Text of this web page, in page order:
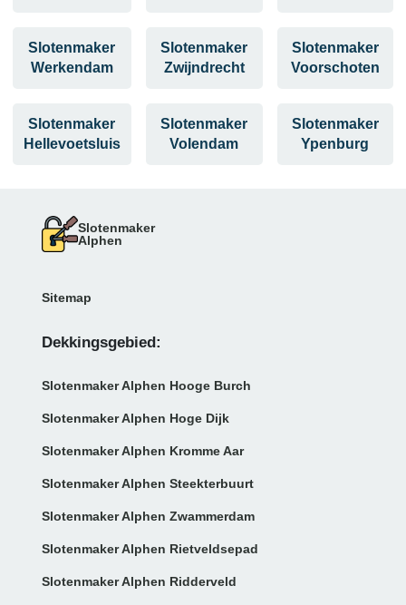
Slotenmaker
Werkendam
Slotenmaker
Zwijndrecht
Slotenmaker
Voorschoten
Slotenmaker
Hellevoetsluis
Slotenmaker
Volendam
Slotenmaker
Ypenburg
Slotenmaker
Alphen
Sitemap
Dekkingsgebied:
Slotenmaker Alphen Hooge Burch
Slotenmaker Alphen Hoge Dijk
Slotenmaker Alphen Kromme Aar
Slotenmaker Alphen Steekterbuurt
Slotenmaker Alphen Zwammerdam
Slotenmaker Alphen Rietveldsepad
Slotenmaker Alphen Ridderveld